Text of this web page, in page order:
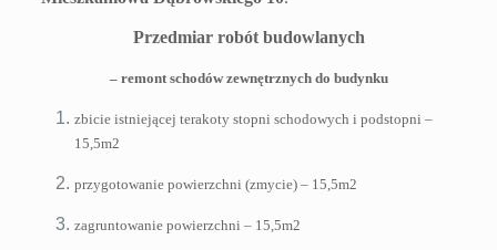
Przedmiar robót budowlanych
– remont schodów zewnętrznych do budynku
zbicie istniejącej terakoty stopni schodowych i podstopni –
15,5m2
przygotowanie powierzchni (zmycie) – 15,5m2
zagruntowanie powierzchni – 15,5m2